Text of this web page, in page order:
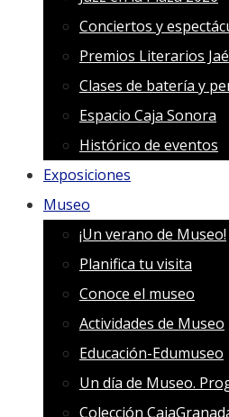
Conciertos y
Premios Literarios
Clases de batería y
Espacio Caja Sonora
Histórico de eventos
Exposiciones
Museo
¡Un verano de Museo!
Planifica tu visita
Conoce el museo
Actividades de Museo
Educación-Edumuseo
Un día de Museo.
Colección